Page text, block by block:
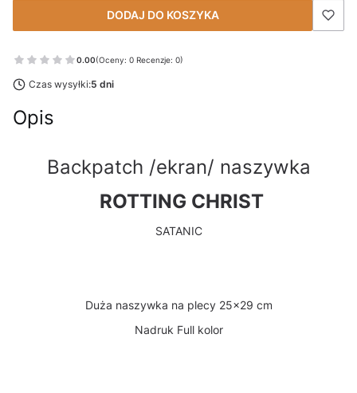
DODAJ DO KOSZYKA
0.00(Oceny: 0 Recenzje: 0)
Czas wysyłki:5 dni
Opis
Backpatch /ekran/ naszywka
ROTTING CHRIST
SATANIC
Duża naszywka na plecy 25x29 cm
Nadruk Full kolor